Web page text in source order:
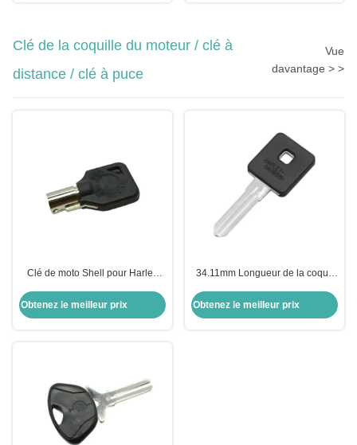
Clé de la coquille du moteur / clé à
distance / clé à puce
Vue
davantage > >
Clé de moto Shell pour Harley
arley moto
Obtenez le meilleur prix
34.11mm Longueur de la coque
Davidson Keyblade Droite Slots
côte double
Obtenez le meilleur prix